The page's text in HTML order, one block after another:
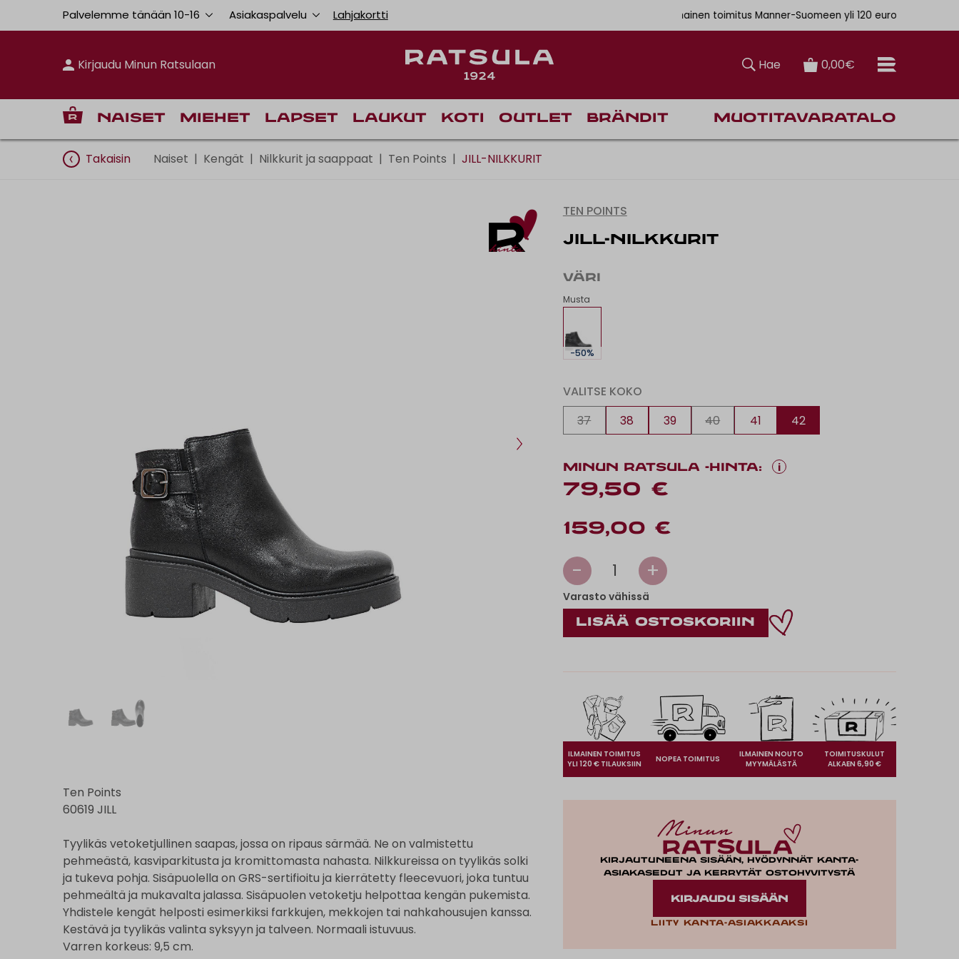
Palvelemme tänään 10-16 Asiakaspalvelu Lahjakortti Ilmainen toimitus Manner-Suomeen yli 120 euron tilauksiin
Kirjaudu Minun Ratsulaan Hae 0,00€
Naiset Miehet Lapset Laukut Koti Outlet Brändit Muotitavaratalo
Takaisin Naiset | Kengät | Nilkkurit ja saappaat | Ten Points | JILL-NILKKURIT
Ten Points
60619 JILL
Tyylikäs vetoketjullinen saapas, jossa on ripaus särmää. Ne on valmistettu
pehmeästä, kasviparkitusta ja kromittomasta nahasta. Nilkkureissa on tyylikäs solki
ja tukeva pohja. Sisäpuolella on GRS-sertifioitu ja kierrätetty fleecevuori, joka tuntuu
pehmeältä ja mukavalta jalassa. Sisäpuolen vetoketju helpottaa kengän pukemista.
Yhdistele kengät helposti esimerkiksi farkkujen, mekkojen tai nahkahousujen kanssa.
Kestävä ja tyylikäs valinta syksyyn ja talveen. Normaali istuvuus.
Varren korkeus: 9,5 cm.
TEN POINTS
JILL-NILKKURIT
VÄRI
Musta
-50%
VALITSE KOKO
37
38 39 40 41 42
MINUN RATSULA -HINTA: i
79,50 €
159,00 €
- 1 +
Varasto vähissä
ILMAINEN TOIMITUS
YLI 120 € TILAUKSIIN
NOPEA TOIMITUS
ILMAINEN NOUTO
MYYMÄLÄSTÄ
TOIMITUSKULUT
ALKAEN 6,90 €
Kirjautuneena sisään, hyödynnät kanta-
asiakasedut ja kerrytät ostohyvitystä
KIRJAUDU SISÄÄN
Liity kanta-asiakkaaksi